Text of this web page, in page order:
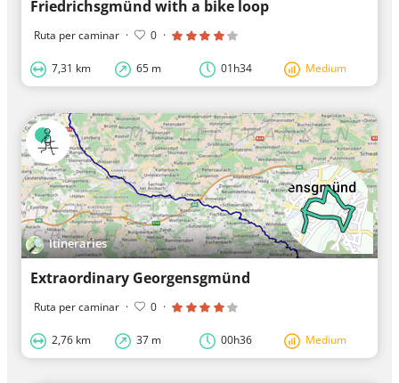
Friedrichsgmünd with a bike loop
Ruta per caminar · 0 ·
7,31 km 65 m 01h34 Medium
Itineraries
Extraordinary Georgensgmünd
Ruta per caminar · 0 ·
2,76 km 37 m 00h36 Medium